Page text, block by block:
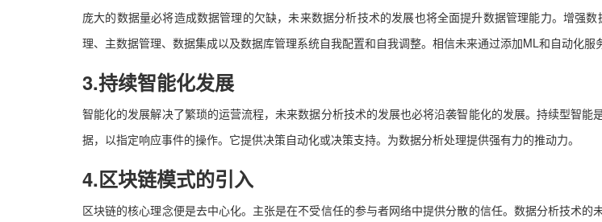
庞大的数据量必将造成数据管理的欠缺，未来数据分析技术的发展也将全面提升数据管理能力。增强
理、主数据管理、数据集成以及数据库管理系统自我配置和自我调整。相信未来通过添加ML和自动化服
3.持续智能化发展
智能化的发展解决了繁琐的运营流程，未来数据分析技术的发展也必将沿袭智能化的发展。持续型智
据，以指定响应事件的操作。它提供决策自动化或决策支持。为数据分析处理提供强有力的推动力。
4.区块链模式的引入
区块链的核心理念便是去中心化。主张是在不受信任的参与者网络中提供分散的信任。数据分析技术